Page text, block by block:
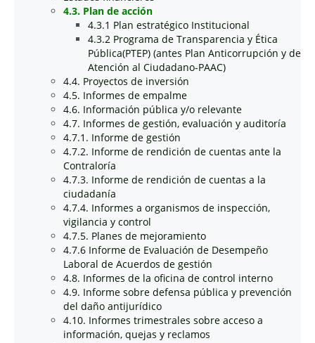
4.3. Plan de acción
4.3.1 Plan estratégico Institucional
4.3.2 Programa de Transparencia y Ética
Pública(PTEP) (antes Plan Anticorrupción y de
Atención al Ciudadano-PAAC)
4.4. Proyectos de inversión
4.5. Informes de empalme
4.6. Información pública y/o relevante
4.7. Informes de gestión, evaluación y auditoría
4.7.1. Informe de gestión
4.7.2. Informe de rendición de cuentas ante la
Contraloría
4.7.3. Informe de rendición de cuentas a la
ciudadanía
4.7.4. Informes a organismos de inspección,
vigilancia y control
4.7.5. Planes de mejoramiento
4.7.6 Informe de Evaluación de Desempeño
Laboral de Acuerdos de gestión
4.8. Informes de la oficina de control interno
4.9. Informe sobre defensa pública y prevención
del daño antijurídico
4.10. Informes trimestrales sobre acceso a
información, quejas y reclamos